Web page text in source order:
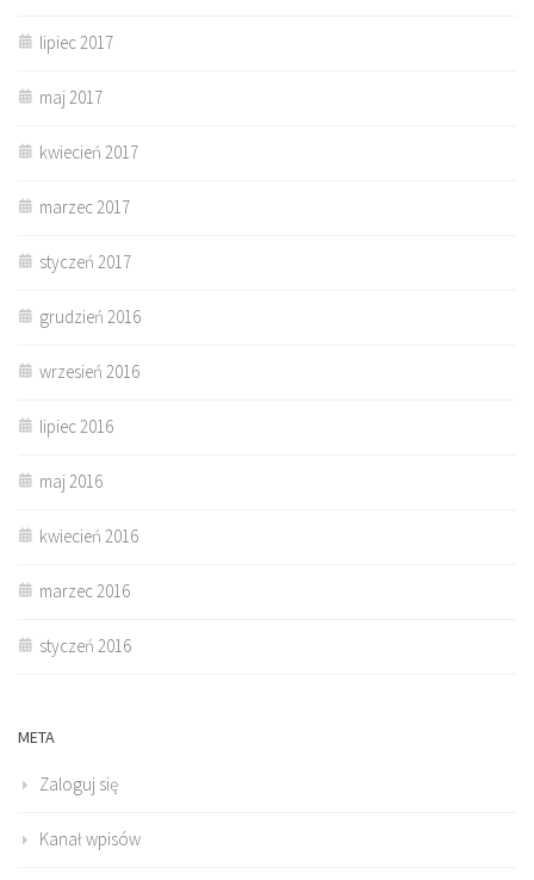
lipiec 2017
maj 2017
kwiecień 2017
marzec 2017
styczeń 2017
grudzień 2016
wrzesień 2016
lipiec 2016
maj 2016
kwiecień 2016
marzec 2016
styczeń 2016
META
Zaloguj się
Kanał wpisów